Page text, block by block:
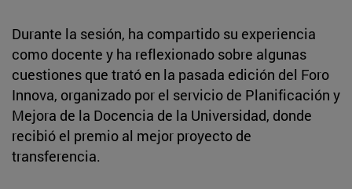
Durante la sesión, ha compartido su experiencia
como docente y ha reflexionado sobre algunas
cuestiones que trató en la pasada edición del Foro
Innova, organizado por el servicio de Planificación y
Mejora de la Docencia de la Universidad, donde
recibió el premio al mejor proyecto de
transferencia.